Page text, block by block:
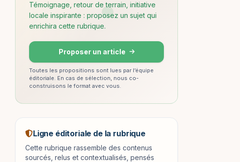
Témoignage, retour de terrain, initiative
locale inspirante : proposez un sujet qui
enrichira cette rubrique.
Proposer un article
Toutes les propositions sont lues par l’équipe
éditoriale. En cas de sélection, nous co-
construisons le format avec vous.
Ligne éditoriale de la rubrique
Cette rubrique rassemble des contenus
sourcés, relus et contextualisés, pensés